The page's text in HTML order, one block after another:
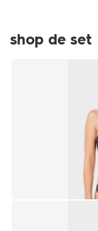
shop de set